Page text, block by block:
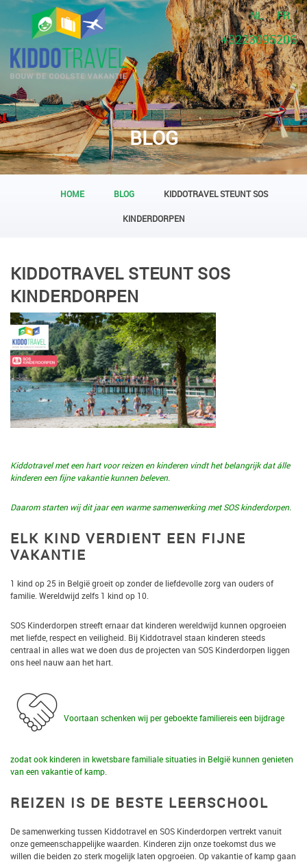
NL FR
+3223095206
BLOG
HOME BLOG KIDDOTRAVEL STEUNT SOS
KINDERDORPEN
KIDDOTRAVEL STEUNT SOS
KINDERDORPEN
Kiddotravel met een hart voor reizen en kinderen vindt het belangrijk dat álle
kinderen een fijne vakantie kunnen beleven.
Daarom starten wij dit jaar een warme samenwerking met SOS kinderdorpen.
ELK KIND VERDIENT EEN FIJNE
VAKANTIE
1 kind op 25 in België groeit op zonder de liefdevolle zorg van ouders of
familie. Wereldwijd zelfs 1 kind op 10.
SOS Kinderdorpen streeft ernaar dat kinderen wereldwijd kunnen opgroeien
met liefde, respect en veiligheid. Bij Kiddotravel staan kinderen steeds
centraal in alles wat we doen dus de projecten van SOS Kinderdorpen liggen
ons heel nauw aan het hart.
Voortaan schenken wij per geboekte familiereis een bijdrage
zodat ook kinderen in kwetsbare familiale situaties in België kunnen genieten
van een vakantie of kamp.
REIZEN IS DE BESTE LEERSCHOOL
De samenwerking tussen Kiddotravel en SOS Kinderdorpen vertrekt vanuit
onze gemeenschappelijke waarden. Kinderen zijn onze toekomst dus we
willen die beiden zo sterk mogelijk laten opgroeien. Op vakantie of kamp gaan